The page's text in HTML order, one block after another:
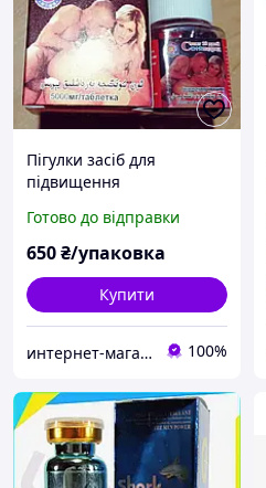
Пігулки засіб для
підвищення
10 пігулок в упаковці.
Готово до відправки
650₴/упаковка
Купити
интернет-магазин "ВСЕ ЛУЧШЕЕ ЛЮДЯМ" 100%